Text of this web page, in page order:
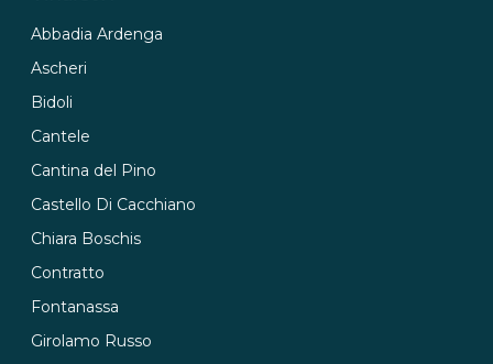
Abbadia Ardenga
Ascheri
Bidoli
Cantele
Cantina del Pino
Castello Di Cacchiano
Chiara Boschis
Contratto
Fontanassa
Girolamo Russo